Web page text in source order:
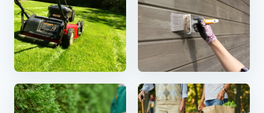
Plenklipp Maling